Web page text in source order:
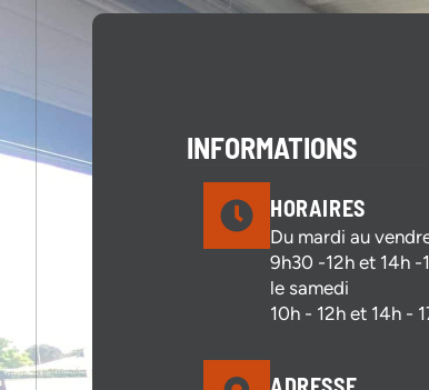
INFORMATIONS
HORAIRES
Du mardi au
9h30 -12h et 14h -
le samedi
10h - 12h et 14h -